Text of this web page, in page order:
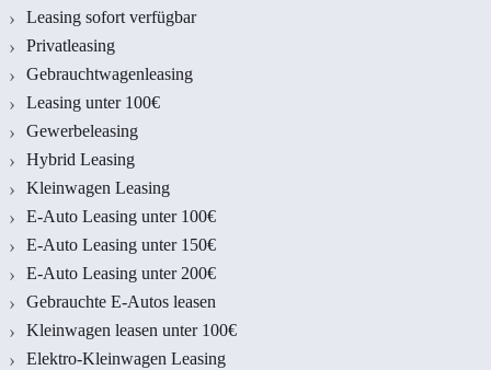
Leasing sofort verfügbar
Privatleasing
Gebrauchtwagenleasing
Leasing unter 100€
Gewerbeleasing
Hybrid Leasing
Kleinwagen Leasing
E-Auto Leasing unter 100€
E-Auto Leasing unter 150€
E-Auto Leasing unter 200€
Gebrauchte E-Autos leasen
Kleinwagen leasen unter 100€
Elektro-Kleinwagen Leasing